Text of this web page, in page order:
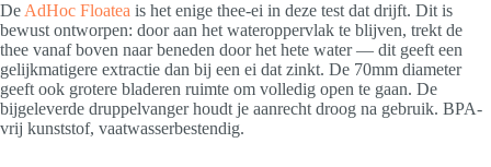
De AdHoc Floatea is het enige thee-ei in deze test dat drijft. Dit is
bewust ontworpen: door aan het wateroppervlak te blijven, trekt de
thee vanaf boven naar beneden door het hete water — dit geeft een
gelijkmatigere extractie dan bij een ei dat zinkt. De 70mm diameter
geeft ook grotere bladeren ruimte om volledig open te gaan. De
bijgeleverde druppelvanger houdt je aanrecht droog na gebruik. BPA-
vrij kunststof, vaatwasserbestendig.